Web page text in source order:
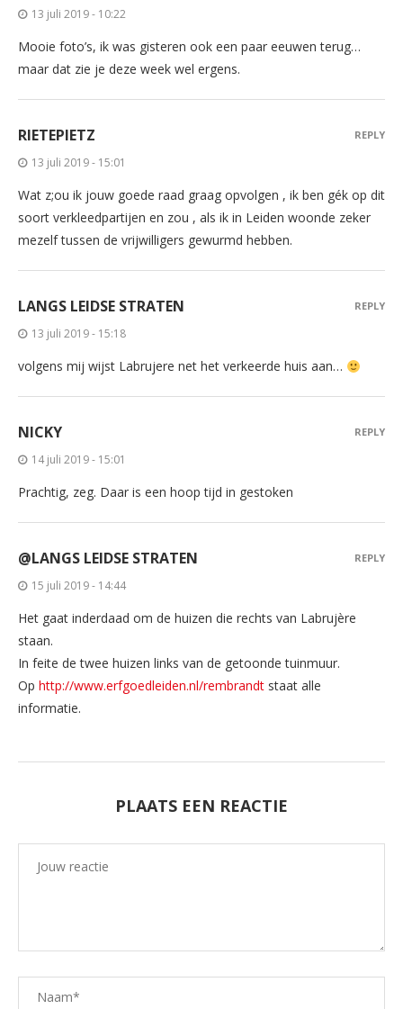
13 juli 2019 - 10:22
Mooie foto’s, ik was gisteren ook een paar eeuwen terug…
maar dat zie je deze week wel ergens.
RIETEPIETZ
13 juli 2019 - 15:01
Wat z;ou ik jouw goede raad graag opvolgen , ik ben gék op dit
soort verkleedpartijen en zou , als ik in Leiden woonde zeker
mezelf tussen de vrijwilligers gewurmd hebben.
REPLY
LANGS LEIDSE STRATEN
13 juli 2019 - 15:18
volgens mij wijst Labrujere net het verkeerde huis aan…
REPLY
NICKY
14 juli 2019 - 15:01
Prachtig, zeg. Daar is een hoop tijd in gestoken
REPLY
@LANGS LEIDSE STRATEN
15 juli 2019 - 14:44
Het gaat inderdaad om de huizen die rechts van Labrujère
staan.
In feite de twee huizen links van de getoonde tuinmuur.
Op http://www.erfgoedleiden.nl/rembrandt staat alle
informatie.
REPLY
PLAATS EEN REACTIE